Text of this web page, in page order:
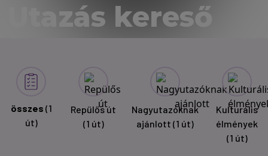
Utazás kereső
összes (1
út)
Repülős út
(1 út)
Nagyutazóknak
ajánlott (1 út)
Kulturális
élmények
(1 út)